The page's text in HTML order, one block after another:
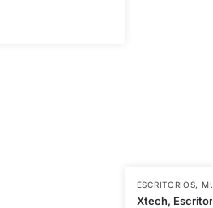
ESCRITORIOS,
Xtech,